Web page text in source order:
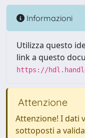
Informazioni
Utilizza questo
link a questo
https://
Attenzione
Attenzione! I dati
sottoposti a